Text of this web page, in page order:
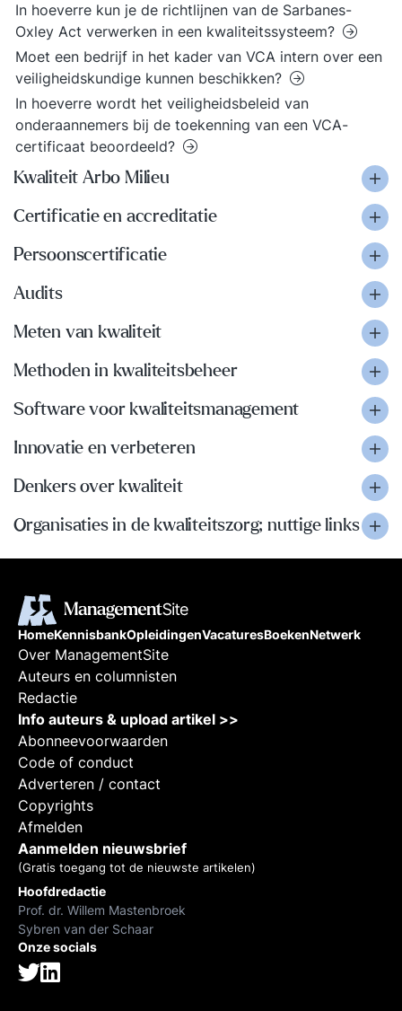
In hoeverre kun je de richtlijnen van de Sarbanes-
Oxley Act verwerken in een kwaliteitssysteem?
Moet een bedrijf in het kader van VCA intern over een
veiligheidskundige kunnen beschikken?
In hoeverre wordt het veiligheidsbeleid van
onderaannemers bij de toekenning van een VCA-
certificaat beoordeeld?
Kwaliteit Arbo Milieu
Certificatie en accreditatie
Persoonscertificatie
Audits
Meten van kwaliteit
Methoden in kwaliteitsbeheer
Software voor kwaliteitsmanagement
Innovatie en verbeteren
Denkers over kwaliteit
Organisaties in de kwaliteitszorg; nuttige links
HomeKennisbankOpleidingenVacaturesBoekenNetwerk
Over ManagementSite
Auteurs en columnisten
Redactie
Info auteurs & upload artikel >>
Abonneevoorwaarden
Code of conduct
Adverteren / contact
Copyrights
Afmelden
Aanmelden nieuwsbrief
(Gratis toegang tot de nieuwste artikelen)
Hoofdredactie
Prof. dr. Willem Mastenbroek
Sybren van der Schaar
Onze socials